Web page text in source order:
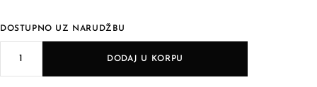
DOSTUPNO UZ NARUDŽBU
DODAJ U KORPU